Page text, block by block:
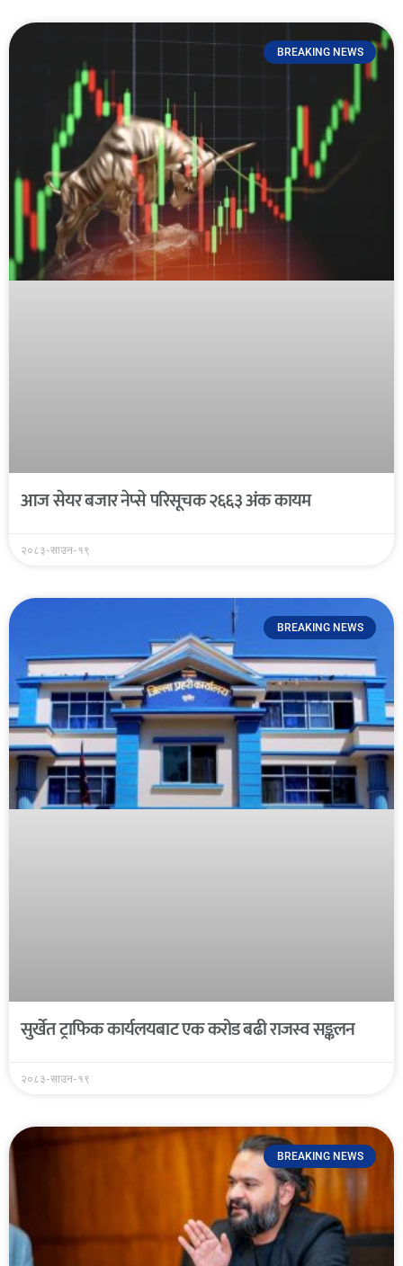
BREAKING NEWS
आज सेयर बजार नेप्से परिसूचक २६६३ अंक कायम
२०८३-साउन-१९
BREAKING NEWS
सुर्खेत ट्राफिक कार्यलयबाट एक करोड बढी राजस्व सङ्कलन
२०८३-साउन-१९
BREAKING NEWS